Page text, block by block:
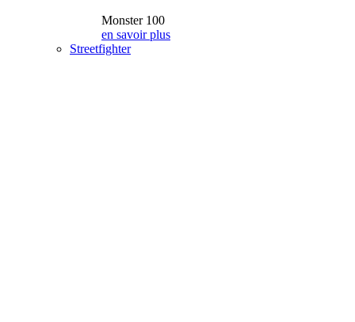
Monster 100
en savoir plus
Streetfighter